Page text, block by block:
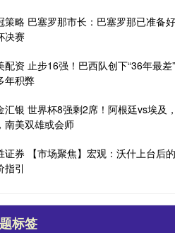
策略 巴塞罗那市长：巴塞罗那已准备
决赛
配资 止步16强！巴西队创下“36年最差
年积弊
汇银 世界杯8强剩2席！阿根廷vs埃及
南美双雄或会师
证券 【市场聚焦】宏观：沃什上台后
指引
标签